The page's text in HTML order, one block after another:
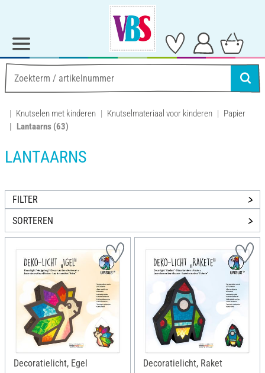
Knutselen met kinderen Knutselmateriaal voor kinderen
Papier
Lantaarns (63)
LANTAARNS
FILTER
SORTEREN
Decoratielicht, Egel Decoratielicht, Raket